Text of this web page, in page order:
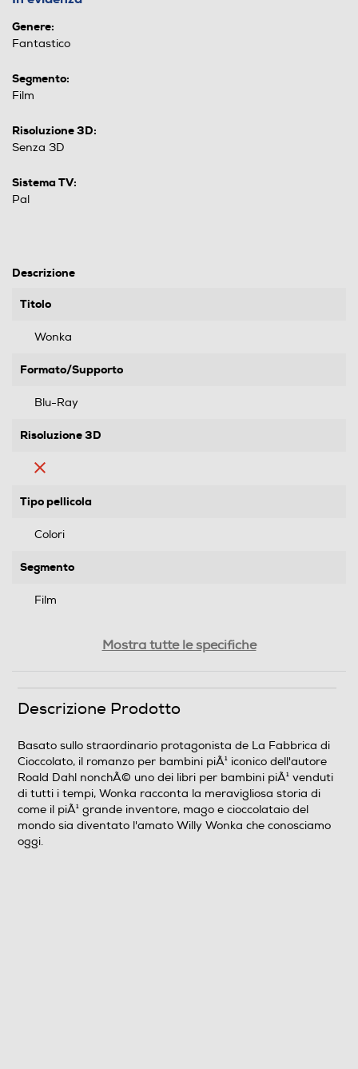
Genere:
Fantastico
Segmento:
Film
Risoluzione 3D:
Senza 3D
Sistema TV:
Pal
Descrizione
Titolo
Wonka
Formato/Supporto
Blu-Ray
Risoluzione 3D
Tipo pellicola
Colori
Segmento
Film
Sistema TV
Pal
Area Geografica del articolo
Mostra tutte le specifiche
Descrizione Prodotto
Basato sullo straordinario protagonista de La Fabbrica di
Cioccolato, il romanzo per bambini piÃ¹ iconico dell'autore
Roald Dahl nonchÃ© uno dei libri per bambini piÃ¹ venduti
di tutti i tempi, Wonka racconta la meravigliosa storia di
come il piÃ¹ grande inventore, mago e cioccolataio del
mondo sia diventato l'amato Willy Wonka che conosciamo
oggi.